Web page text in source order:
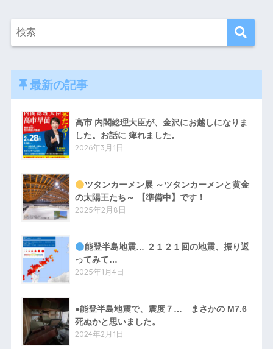
最新の記事
高市 内閣総理大臣が、金沢にお越しになりま
した。お話に 痺れました。
2026年3月1日
ツタンカーメン展 ～ツタンカーメンと黄金
の太陽王たち～ 【準備中】です！
2025年2月8日
能登半島地震… ２１２１回の地震、振り返
ってみて…
2025年1月4日
●能登半島地震で、震度７… まさかの M7.6
死ぬかと思いました。
2024年2月1日